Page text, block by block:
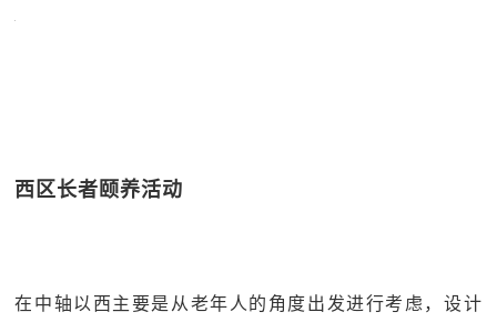
西区长者颐养活动
在中轴以西主要是从老年人的角度出发进行考虑，设计